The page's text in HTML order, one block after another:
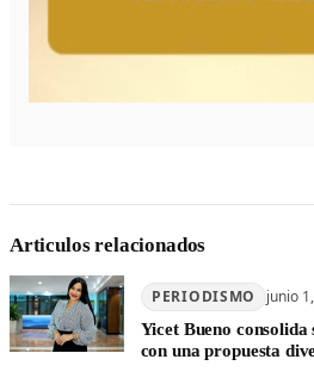
Articulos relacionados
PERIODISMO junio
Yicet Bueno
con una propuesta